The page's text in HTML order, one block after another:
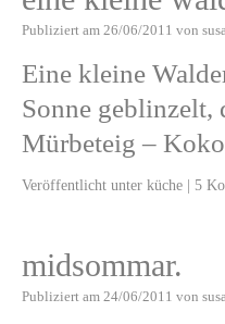
Publiziert am 26/06/2011 von
Eine kleine
Sonne geblinzelt,
Mürbeteig –
Veröffentlicht unter küche | 5
midsommar.
Publiziert am 24/06/2011 von